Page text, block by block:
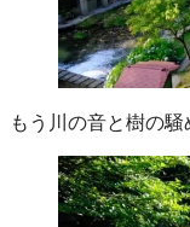
もう川の音と樹の